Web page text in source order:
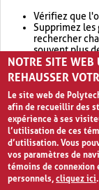
Vérifiez que
Supprimez
rechercher
souvent plus
Envisagez
retournera
NOTRE SITE
REHAUSSER
Le site web de
afin de recueillir des
expérience à ses
l’utilisation de ces
d’utilisation. Vous
vos paramètres de
témoins de connexion
personnels,cliquez ici.